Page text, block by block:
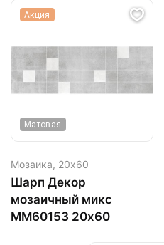
Акция
Матовая
Мозаика, 20х60
Шарп Декор
мозаичный микс
MM60153 20х60